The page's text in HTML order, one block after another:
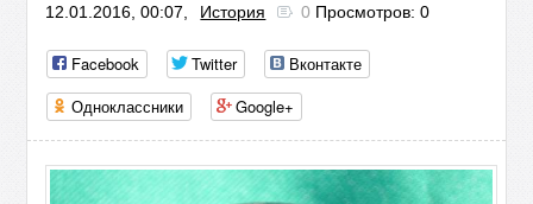
12.01.2016, 00:07, История 0 Просмотров: 0
Facebook Twitter
Вконтакте
Одноклассники
Google+